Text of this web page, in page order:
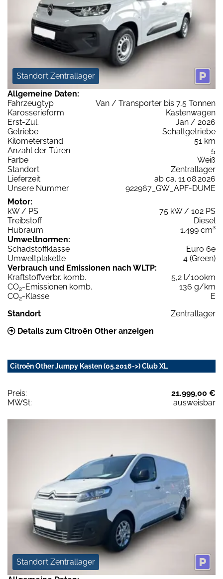
Standort Zentrallager
Allgemeine Daten:
Fahrzeugtyp
Van / Transporter bis 7,5 Tonnen
Karosserieform
Kastenwagen
Erst-Zul.
Jan / 2026
Getriebe
Schaltgetriebe
Kilometerstand
51 km
Anzahl der Türen
5
Farbe
Weiß
Standort
Zentrallager
Lieferzeit
ab ca. 11.08.2026
Unsere Nummer
922967_GW_APF-DUME
Motor:
kW / PS
75 kW / 102 PS
Treibstoff
Diesel
Hubraum
1.499 cm³
Umweltnormen:
Schadstoffklasse
Euro 6e
Umweltplakette
4 (Green)
Verbrauch und Emissionen nach WLTP:
Kraftstoffverbr. komb.
5,2 l/100km
CO2-Emissionen komb.
136 g/km
CO2-Klasse
E
Standort
Zentrallager
Details zum Citroën Other anzeigen
Citroën Other Jumpy Kasten (05.2016->) Club XL
Preis:
21.999,00 €
MWSt:
ausweisbar
Standort Zentrallager